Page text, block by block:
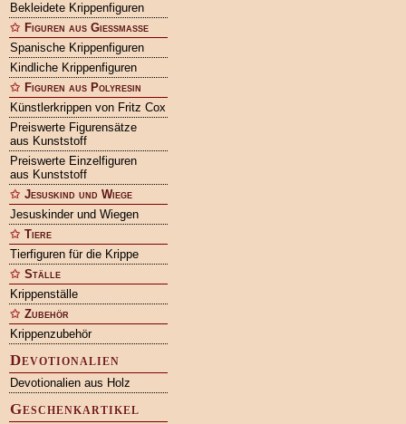
Bekleidete Krippenfiguren
Figuren aus Gießmasse
Spanische Krippenfiguren
Kindliche Krippenfiguren
Figuren aus Polyresin
Künstlerkrippen von Fritz Cox
Preiswerte Figurensätze
aus Kunststoff
Preiswerte Einzelfiguren
aus Kunststoff
Jesuskind und Wiege
Jesuskinder und Wiegen
Tiere
Tierfiguren für die Krippe
Ställe
Krippenställe
Zubehör
Krippenzubehör
Devotionalien
Devotionalien aus Holz
Geschenkartikel